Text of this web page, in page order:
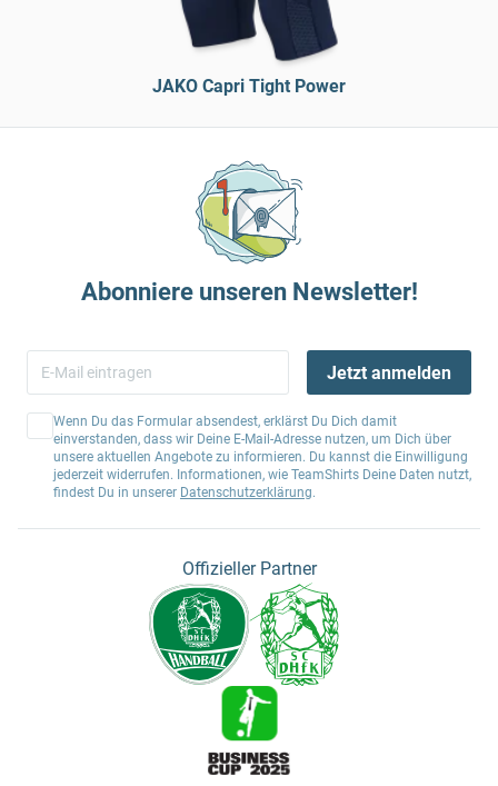
JAKO Capri Tight Power
Abonniere unseren Newsletter!
Jetzt anmelden
Wenn Du das Formular absendest, erklärst Du Dich damit
einverstanden, dass wir Deine E-Mail-Adresse nutzen, um Dich über
unsere aktuellen Angebote zu informieren. Du kannst die Einwilligung
jederzeit widerrufen. Informationen, wie TeamShirts Deine Daten nutzt,
findest Du in unserer Datenschutzerklärung.
Offizieller Partner